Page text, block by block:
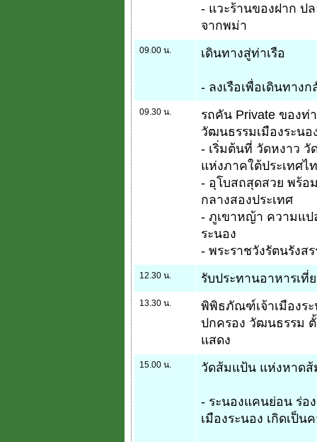
- แวะร้านของฝาก ป
จากพม่า
09.00 น. เดินทางสู่ท่าเรือ
- ลงเรือเพื่อเดินทาง
09.30 น.
รถคัน Private ของท่
วัฒนธรรมเมืองระนอ
- เริ่มต้นที่ วัดหงาว
แห่งภาคใต้ประเทศไ
- อุโบสถสุดสวย พร้
กลางสองประเทศ
- ภูเขาหญ้า ความแป
ระนอง
- พระราชวังรัตนรังส
12.30 น. รับประทานอาหารเ
13.30 น.
พิพิธภัณฑ์เจ้าเมืองระ
ปกครอง วัฒนธรรม
แสดง
15.00 น. วัดส้มแป้น แห่งหาด
- ระนองแคนย่อน ร่อ
เมืองระนอง เกิดเป็